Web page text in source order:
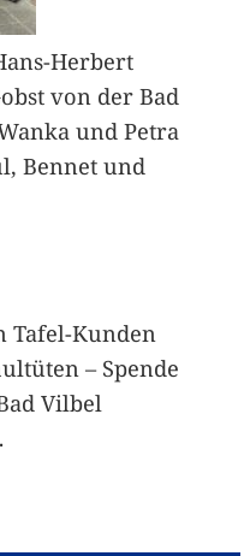
Herbert
von der Bad
und Petra
Bennet und
Tafel-Kunden
– Spende
Vilbel